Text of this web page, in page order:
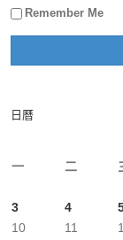
Remember Me
日曆
一
二
3
4
10
11